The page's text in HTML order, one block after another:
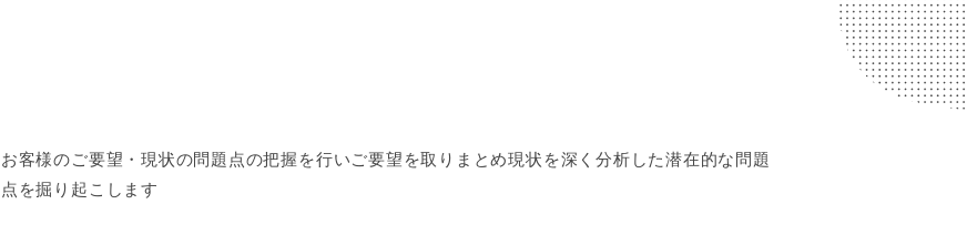
お客様のご要望・現状の問題点の把握を行いご要望を取りまとめ現状を深く分析した潜在的な問題
点を掘り起こします